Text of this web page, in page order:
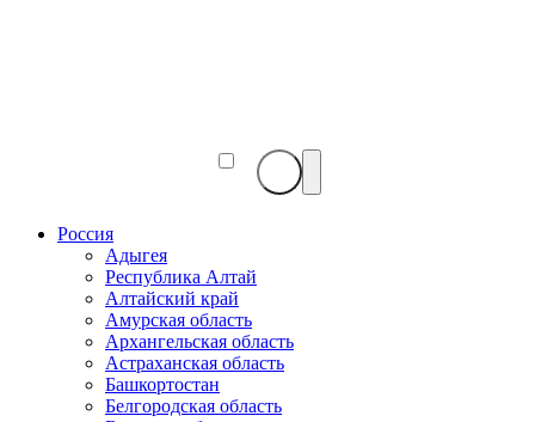
Россия
Адыгея
Республика Алтай
Алтайский край
Амурская область
Архангельская область
Астраханская область
Башкортостан
Белгородская область